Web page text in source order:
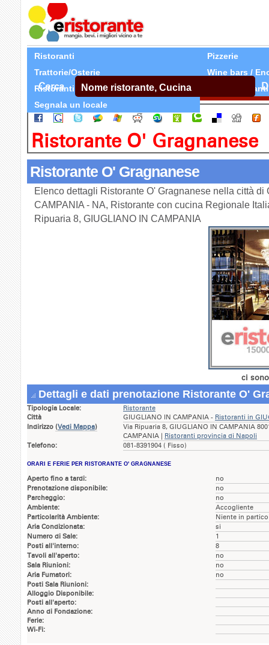
Ristoranti
Pizzerie
Trattorie/Osterie
Wine bars /
Ristoranti Etnici
Tutti Ristoranti
Segnala un locale
Cerca
Ristorante O' Gragnanese
Ristorante O' Gragnanese
Elenco dettagli Ristorante O' Gragnanese nella città di
CAMPANIA - NA, Ristorante con cucina Regionale
Ripuaria 8, GIUGLIANO IN CAMPANIA
ci
Dettagli e dati prenotazione Ristorante O'
Tipologia Locale:
Ristorante
Città
GIUGLIANO IN CAMPANIA - Ristoranti in
Indirizzo (Vedi Mappa)
Via Ripuaria 8, GIUGLIANO IN CAMPANIA
CAMPANIA | Ristoranti provincia di Napoli
Telefono:
081-8391904 ( Fisso)
ORARI E FERIE PER RISTORANTE O' GRAGNANESE
Aperto fino a tardi:
no
Prenotazione disponibile:
no
Parcheggio:
no
Ambiente:
Accogliente
Particolarità Ambiente:
Niente in
Aria Condizionata:
si
Numero di Sale:
1
Posti all'interno:
8
Tavoli all'aperto:
no
Sala Riunioni:
no
Aria Fumatori:
no
Posti Sala Riunioni:
Alloggio Disponibile:
Posti all'aperto:
Anno di Fondazione:
Ferie:
Wi-Fi: